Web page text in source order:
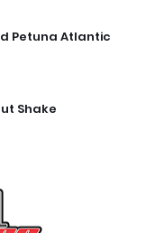
Petuna Atlantic
Shake